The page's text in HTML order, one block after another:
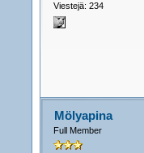
Viestejä: 234
Mölyapina
Full Member